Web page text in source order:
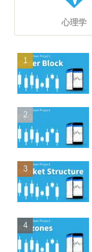
心理学